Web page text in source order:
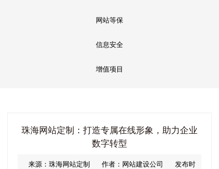
网站等保
信息安全
增值项目
珠海网站定制：打造专属在线形象，助力企业
数字转型
来源：珠海网站定制 作者：网站建设公司
发布时